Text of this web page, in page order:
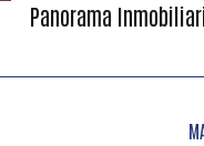
Panorama